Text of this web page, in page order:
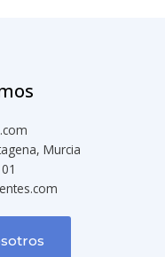
Murcia